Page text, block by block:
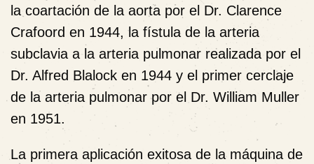
la coartación de la aorta por el Dr. Clarence
Crafoord en 1944, la fístula de la arteria
subclavia a la arteria pulmonar realizada por el
Dr. Alfred Blalock en 1944 y el primer cerclaje
de la arteria pulmonar por el Dr. William Muller
en 1951.
La primera aplicación exitosa de la máquina de